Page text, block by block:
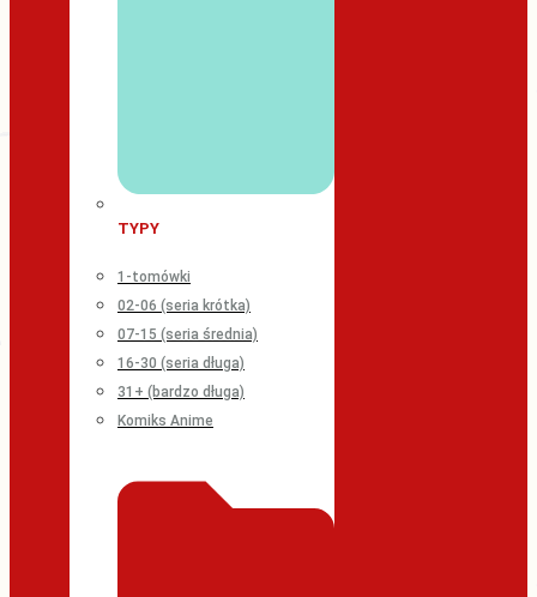
TYPY
1-tomówki
02-06 (seria krótka)
07-15 (seria średnia)
16-30 (seria długa)
31+ (bardzo długa)
Komiks Anime